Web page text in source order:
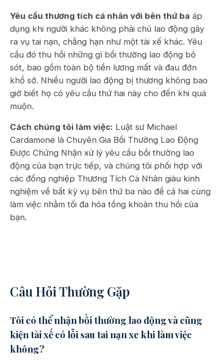
Yêu cầu thương tích cá nhân với bên thứ ba áp
dụng khi người khác không phải chủ lao động gây
ra vụ tai nạn, chẳng hạn như một tài xế khác. Yêu
cầu đó thu hồi những gì bồi thường lao động bỏ
sót, bao gồm toàn bộ tiền lương mất và đau đớn
khổ sở. Nhiều người lao động bị thương không bao
giờ biết họ có yêu cầu thứ hai này cho đến khi quá
muộn.
Cách chúng tôi làm việc: Luật sư Michael
Cardamone là Chuyên Gia Bồi Thường Lao Động
Được Chứng Nhận xử lý yêu cầu bồi thường lao
động của bạn trực tiếp, và chúng tôi phối hợp với
các đồng nghiệp Thương Tích Cá Nhân giàu kinh
nghiệm về bất kỳ vụ bên thứ ba nào để cả hai cùng
làm việc nhằm tối đa hóa tổng khoản thu hồi của
bạn.
Câu Hỏi Thường Gặp
Tôi có thể nhận bồi thường lao động và cũng
kiện tài xế có lỗi sau tai nạn xe khi làm việc
không?